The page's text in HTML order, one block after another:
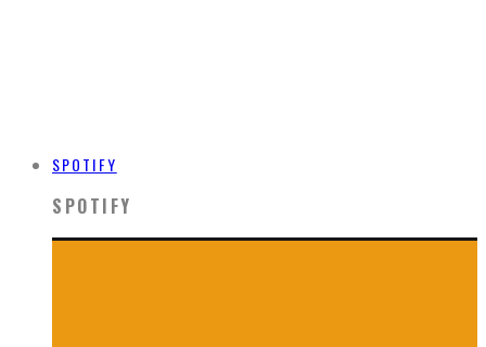
SPOTIFY
SPOTIFY